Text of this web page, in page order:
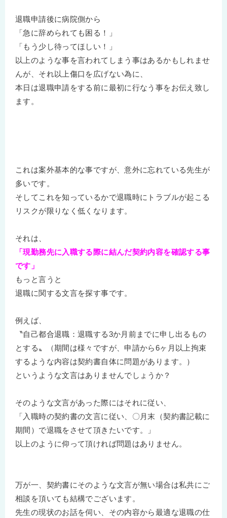
退職申請後に病院側から
「急に辞められても困る！」
「もう少し待ってほしい！」
以上のような事を言われてしまう事はあるかもしれませ
んが、それ以上傷口を広げない為に、
本日は退職申請をする前に最初に行なう事をお伝え致し
ます。
これは案外基本的な事ですが、意外に忘れている先生が
多いです。
そしてこれを知っているかで退職時にトラブルが起こる
リスクが限りなく低くなります。
それは、
「現勤務先に入職する際に結んだ契約内容を確認する事
です」
もっと言うと
退職に関する文言を探す事です。
例えば、
〝自己都合退職：退職する3か月前までに申し出るもの
とする〟（期間は様々ですが、申請から6ヶ月以上拘束
するような内容は契約書自体に問題があります。）
というような文言はありませんでしょうか？
そのような文言があった際にはそれに従い、
「入職時の契約書の文言に従い、〇月末（契約書記載に
期間）で退職をさせて頂きたいです。」
以上のように仰って頂ければ問題はありません。
万が一、契約書にそのような文言が無い場合は私共にご
相談を頂いても結構でございます。
先生の現状のお話を伺い、その内容から最適な退職の仕